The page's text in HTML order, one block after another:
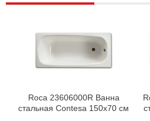
Roca 23606000R Ванна
стальная Contesa 150x70 см